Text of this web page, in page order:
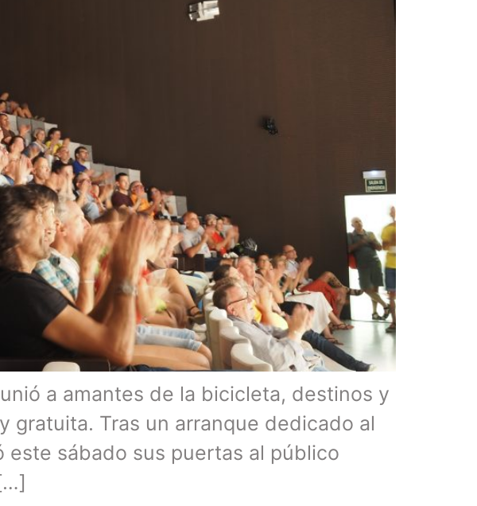
a amantes de la bicicleta, destinos y
gratuita. Tras un arranque dedicado al
este sábado sus puertas al público